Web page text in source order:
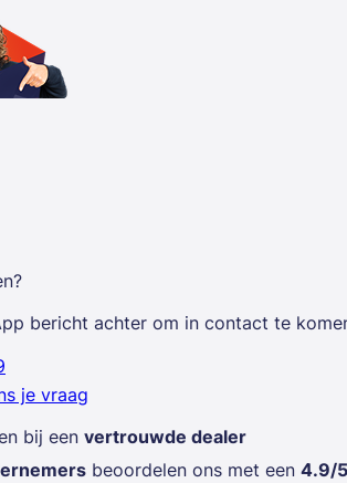
bericht achter om in contact te
je vraag
bij een vertrouwde dealer
beoordelen ons met een 4.9/5